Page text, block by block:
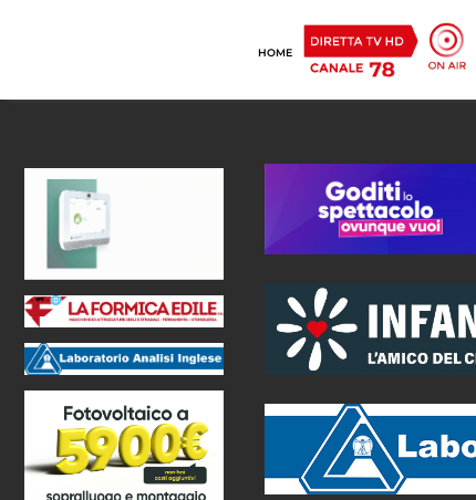
HOME